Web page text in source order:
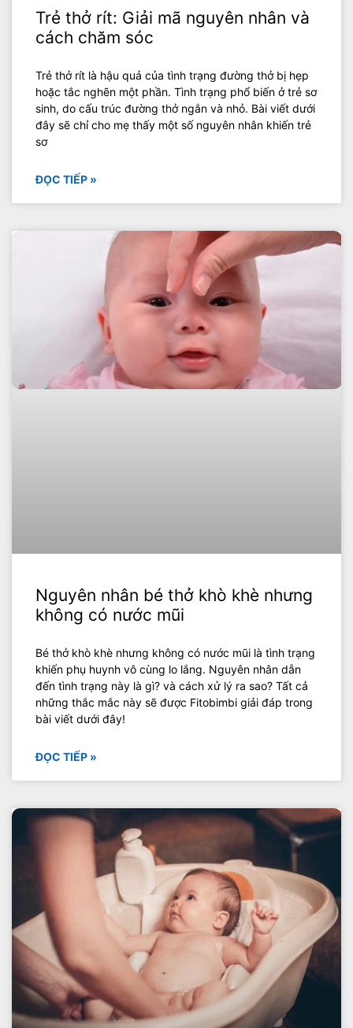
Trẻ thở rít: Giải mã nguyên nhân và
cách chăm sóc
Trẻ thở rít là hậu quả của tình trạng đường thở bị hẹp
hoặc tắc nghẽn một phần. Tình trạng phổ biến ở trẻ sơ
sinh, do cấu trúc đường thở ngắn và nhỏ. Bài viết dưới
đây sẽ chỉ cho mẹ thấy một số nguyên nhân khiến trẻ
sơ
ĐỌC TIẾP »
Nguyên nhân bé thở khò khè nhưng
không có nước mũi
Bé thở khò khè nhưng không có nước mũi là tình trạng
khiến phụ huynh vô cùng lo lắng. Nguyên nhân dẫn
đến tình trạng này là gì? và cách xử lý ra sao? Tất cả
những thắc mắc này sẽ được Fitobimbi giải đáp trong
bài viết dưới đây!
ĐỌC TIẾP »